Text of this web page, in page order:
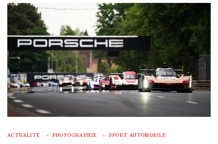
ACTUALITÉ PHOTOGRAPHIE SPORT AUTOMOBILE